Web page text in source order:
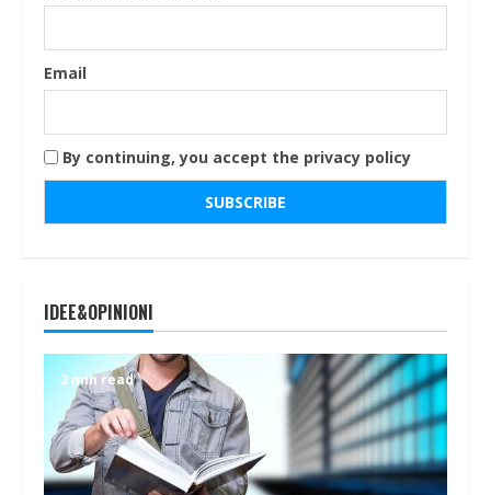
Email
By continuing, you accept the privacy policy
IDEE&OPINIONI
2 min read